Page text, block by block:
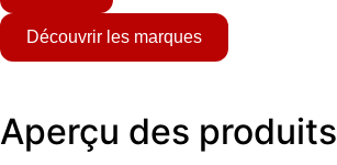
Découvrir les marques
Aperçu des produits